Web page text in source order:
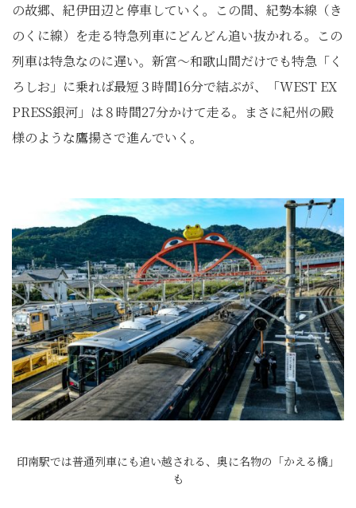
の故郷、紀伊田辺と停車していく。この間、紀勢本線（き
のくに線）を走る特急列車にどんどん追い抜かれる。この
列車は特急なのに遅い。新宮〜和歌山間だけでも特急「く
ろしお」に乗れば最短３時間16分で結ぶが、「WEST EX
PRESS銀河」は８時間27分かけて走る。まさに紀州の殿
様のような鷹揚さで進んでいく。
印南駅では普通列車にも追い越される、奥に名物の「かえる橋」
も